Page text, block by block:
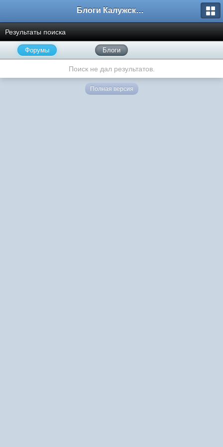
Блоги Калужского перекрестка
Результаты поиска
Форумы Блоги
Поиск не дал результатов.
Полная версия